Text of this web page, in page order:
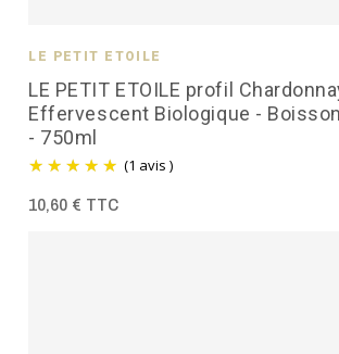
LE PETIT ETOILE profil
Effervescent Biologique -
- 750ml
(1 avis )
LE PETIT ÉTOILÉ
10,60 € TTC